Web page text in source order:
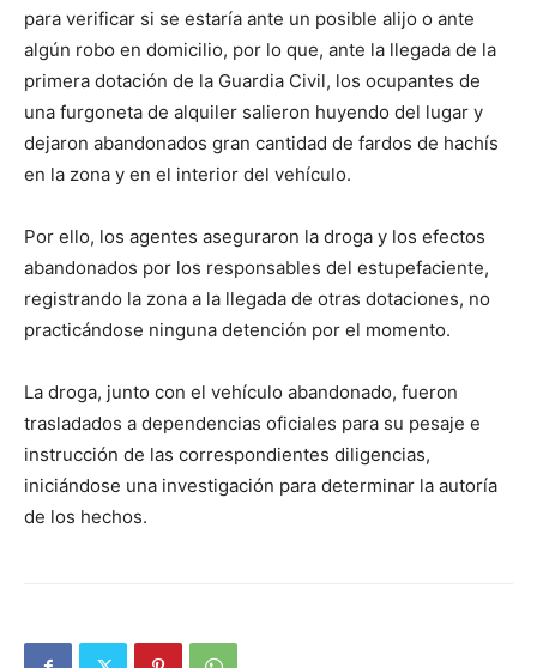
para verificar si se estaría ante un posible alijo o ante
algún robo en domicilio, por lo que, ante la llegada de la
primera dotación de la Guardia Civil, los ocupantes de
una furgoneta de alquiler salieron huyendo del lugar y
dejaron abandonados gran cantidad de fardos de hachís
en la zona y en el interior del vehículo.
Por ello, los agentes aseguraron la droga y los efectos
abandonados por los responsables del estupefaciente,
registrando la zona a la llegada de otras dotaciones, no
practicándose ninguna detención por el momento.
La droga, junto con el vehículo abandonado, fueron
trasladados a dependencias oficiales para su pesaje e
instrucción de las correspondientes diligencias,
iniciándose una investigación para determinar la autoría
de los hechos.